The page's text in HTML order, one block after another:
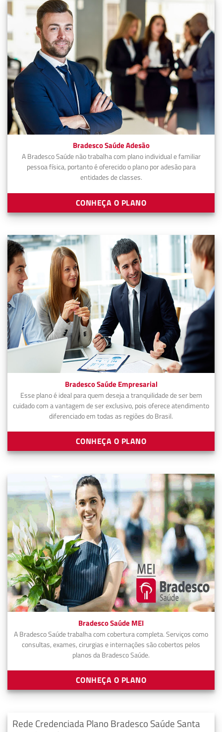
Bradesco Saúde Adesão
A Bradesco Saúde não trabalha com plano individual e familiar
pessoa física, portanto é oferecido o plano por adesão para
entidades de classes.
CONHEÇA O PLANO
Bradesco Saúde Empresarial
Esse plano é ideal para quem deseja a tranquilidade de ser bem
cuidado com a vantagem de ser exclusivo, pois oferece atendimento
diferenciado em todas as regiões do Brasil.
CONHEÇA O PLANO
Bradesco Saúde MEI
A Bradesco Saúde trabalha com cobertura completa. Serviços como
consultas, exames, cirurgias e internações são cobertos pelos
planos da Bradesco Saúde.
CONHEÇA O PLANO
Rede Credenciada Plano Bradesco Saúde Santa